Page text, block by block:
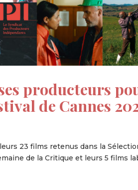
producteurs
de Cannes
23 films retenus dans la
de la Critique et leurs 5 films